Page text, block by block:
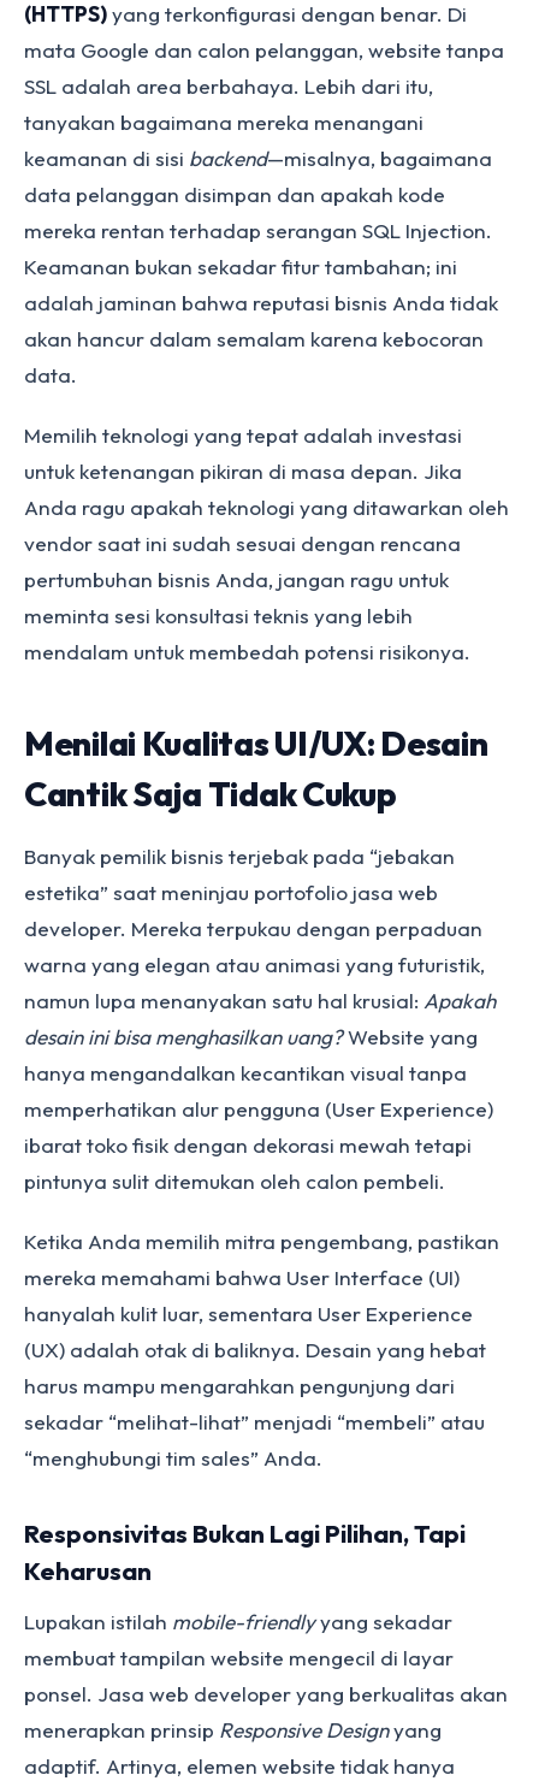
(HTTPS)yang terkonfigurasi dengan benar. Di
mata Google dan calon pelanggan, website tanpa
SSL adalah area berbahaya. Lebih dari itu,
tanyakan bagaimana mereka menangani
keamanan di sisi backend—misalnya, bagaimana
data pelanggan disimpan dan apakah kode
mereka rentan terhadap serangan SQL Injection.
Keamanan bukan sekadar fitur tambahan; ini
adalah jaminan bahwa reputasi bisnis Anda tidak
akan hancur dalam semalam karena kebocoran
data.
Memilih teknologi yang tepat adalah investasi
untuk ketenangan pikiran di masa depan. Jika
Anda ragu apakah teknologi yang ditawarkan oleh
vendor saat ini sudah sesuai dengan rencana
pertumbuhan bisnis Anda, jangan ragu untuk
meminta sesi konsultasi teknis yang lebih
mendalam untuk membedah potensi risikonya.
Menilai Kualitas UI/UX: Desain
Cantik Saja Tidak Cukup
Banyak pemilik bisnis terjebak pada “jebakan
estetika” saat meninjau portofolio jasa web
developer. Mereka terpukau dengan perpaduan
warna yang elegan atau animasi yang futuristik,
namun lupa menanyakan satu hal krusial: Apakah
desain ini bisa menghasilkan uang?Website yang
hanya mengandalkan kecantikan visual tanpa
memperhatikan alur pengguna (User Experience)
ibarat toko fisik dengan dekorasi mewah tetapi
pintunya sulit ditemukan oleh calon pembeli.
Ketika Anda memilih mitra pengembang, pastikan
mereka memahami bahwa User Interface (UI)
hanyalah kulit luar, sementara User Experience
(UX) adalah otak di baliknya. Desain yang hebat
harus mampu mengarahkan pengunjung dari
sekadar “melihat-lihat” menjadi “membeli” atau
“menghubungi tim sales” Anda.
Responsivitas Bukan Lagi Pilihan, Tapi
Keharusan
Lupakan istilah mobile-friendlyyang sekadar
membuat tampilan website mengecil di layar
ponsel. Jasa web developer yang berkualitas akan
menerapkan prinsip Responsive Designyang
adaptif. Artinya, elemen website tidak hanya